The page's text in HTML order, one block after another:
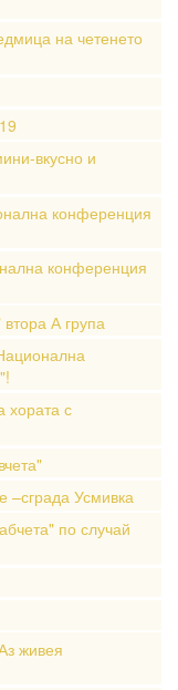
на четенето
вкусно и
конференция
конференция
А група
хората с
–сграда Усмивка
по случай
живея